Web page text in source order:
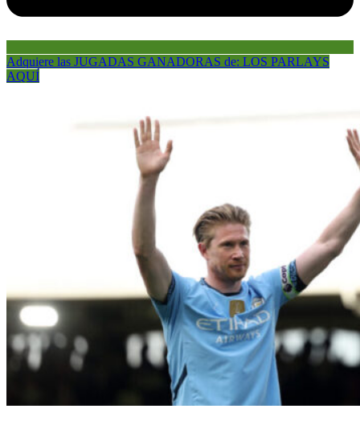
Adquiere las JUGADAS GANADORAS de: LOS PARLAYS
AQUÍ